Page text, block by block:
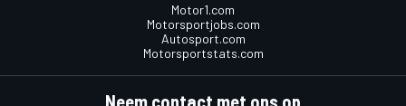
Motor1.com
Motorsportjobs.com
Autosport.com
Motorsportstats.com